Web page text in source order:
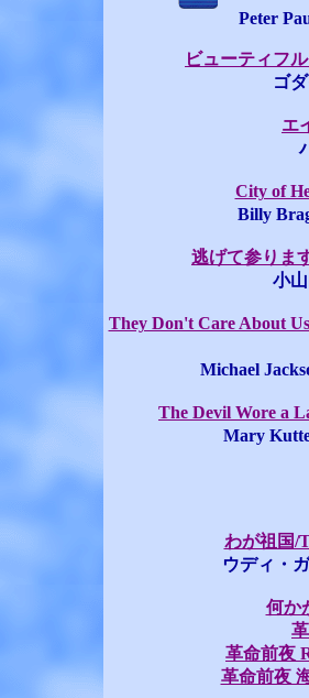
Peter
ビューティフ
ゴ
エ
City of
Billy
逃げて参りま
小
They Don't Care About
Michael
The Devil Wore a
Mary
わが祖国/
ウディ・
何か
革命前夜
革命前夜